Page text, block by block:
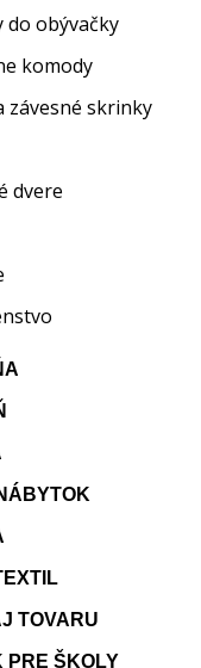
do obývačky
komody
závesné skrinky
dvere
TOVARU
PRE ŠKOLY